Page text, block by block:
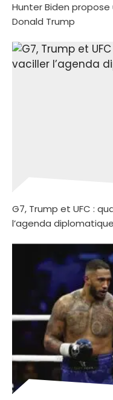
Hunter Biden
Donald Trump
G7, Trump et UFC :
l’agenda